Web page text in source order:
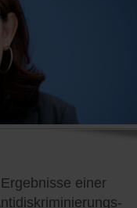
einer